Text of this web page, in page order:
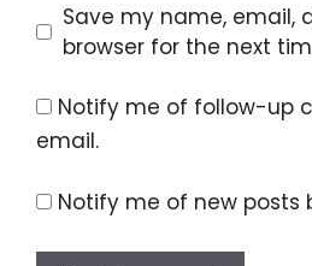
Save my name, email,
browser for the next
Notify me of follow-up
email.
Notify me of new posts